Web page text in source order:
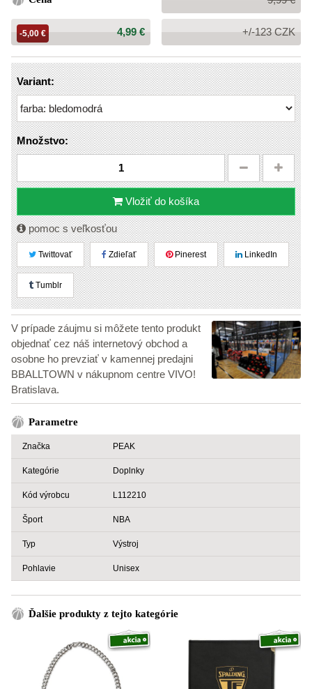
cena:
Cena:
4,99 €
-5,00 € +/-123 CZK
Variant:
Množstvo:
Vložiť do košíka
pomoc s veľkosťou
Twittovať Zdieľať Pinerest LinkedIn
Tumblr
V prípade záujmu si môžete tento produkt
objednať cez náš internetový obchod a
osobne ho prevziať v kamennej predajni
BBALLTOWN v nákupnom centre VIVO!
Bratislava.
Parametre
Značka PEAK
Kategórie Doplnky
Kód výrobcu L112210
Šport NBA
Typ Výstroj
Pohlavie Unisex
Ďalšie produkty z tejto kategórie